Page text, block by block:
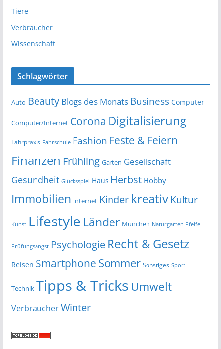
Tiere
Verbraucher
Wissenschaft
Schlagwörter
Auto Beauty Blogs des Monats Business Computer
Computer/Internet Corona Digitalisierung
Fahrpraxis Fahrschule Fashion Feste & Feiern
Finanzen Frühling Garten Gesellschaft
Gesundheit Glücksspiel Haus Herbst Hobby
Immobilien Internet Kinder kreativKultur
Kunst Lifestyle Länder München Naturgarten Pfeife
Prüfungsangst Psychologie Recht & Gesetz
Reisen Smartphone Sommer Sonstiges Sport
Technik Tipps & Tricks Umwelt
VerbraucherWinter